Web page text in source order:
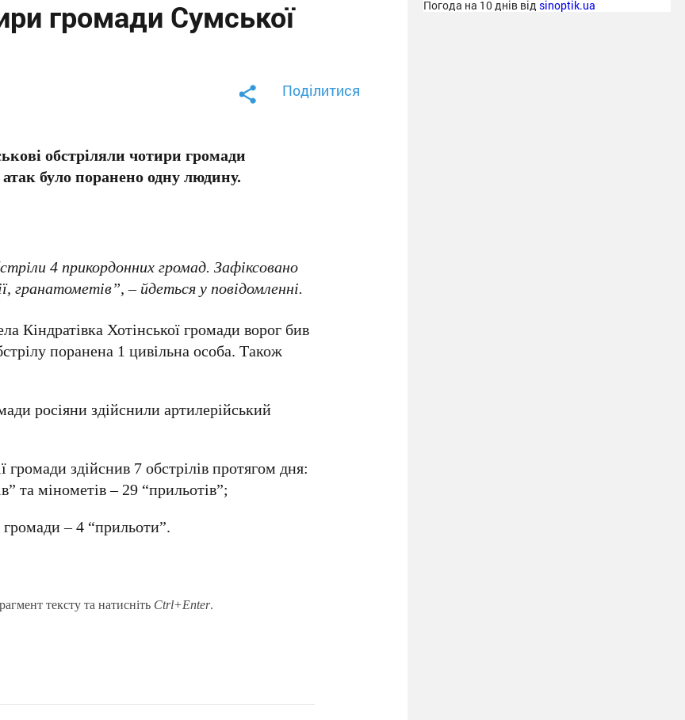
громади Сумської
Поділитися
обстріляли чотири громади
було поранено одну людину.
4 прикордонних громад. Зафіксовано
гранатометів”, – йдеться у повідомленні.
Кіндратівка Хотінської громади ворог бив
поранена 1 цивільна особа. Також
росіяни здійснили артилерійський
громади здійснив 7 обстрілів протягом дня:
та мінометів – 29 “прильотів”;
громади – 4 “прильоти”.
тексту та натисніть Ctrl+Enter.
Погода на 10 днів від sinoptik.ua